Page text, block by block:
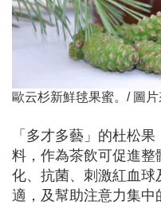
歐云杉新鮮毬果蜜。/ 圖片
「多才多藝」的杜松
料，作為茶飲可促進
化、抗菌、刺激紅血
適，及幫助注意力集中